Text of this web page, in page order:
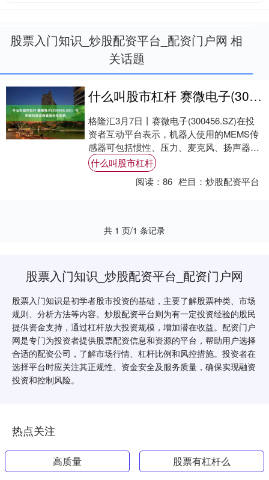
股票入门知识_炒股配资平台_配资门户网 相
关话题
什么叫股市杠杆 赛微电子(300456.SZ)：与宇数科技没有直接合作关系
格隆汇3月7日丨赛微电子(300456.SZ)在投
资者互动平台表示，机器人使用的MEMS传
感器可包括惯性、压力、麦克风、扬声器、
微振镜、红外、多维力/力矩等多种....
什么叫股市杠杆
阅读：86 栏目：炒股配资平台
共 1 页/1 条记录
股票入门知识_炒股配资平台_配资门户网
股票入门知识是初学者股市投资的基础，主要了解股票种类、市场
规则、分析方法等内容。炒股配资平台则为有一定投资经验的股民
提供资金支持，通过杠杆放大投资规模，增加潜在收益。配资门户
网是专门为投资者提供股票配资信息和资源的平台，帮助用户选择
合适的配资公司，了解市场行情、杠杆比例和风控措施。投资者在
选择平台时应关注其正规性、资金安全及服务质量，确保实现融资
投资和控制风险。
热点关注
高质量 股票有杠杆么